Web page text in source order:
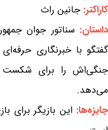
کاراکتر: جانین راث
داستان: سناتور جوان
گفتگو با خبرنگاری
جنگی‌اش را برای شکست
می‌دهد.
جایزه‌ها:این بازیگر برای